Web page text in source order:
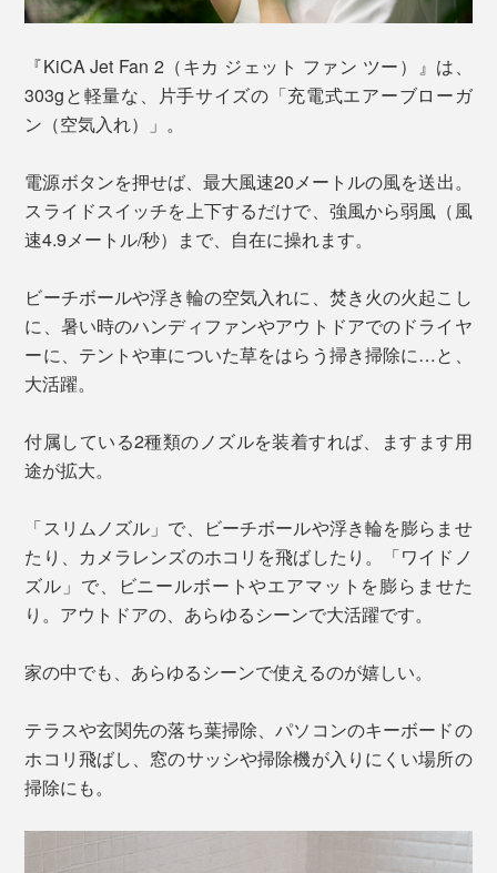
『KiCA Jet Fan 2（キカ ジェット ファン ツー）』は、
303gと軽量な、片手サイズの「充電式エアーブローガ
ン（空気入れ）」。
電源ボタンを押せば、最大風速20メートルの風を送出。
スライドスイッチを上下するだけで、強風から弱風（風
速4.9メートル/秒）まで、自在に操れます。
ビーチボールや浮き輪の空気入れに、焚き火の火起こし
に、暑い時のハンディファンやアウトドアでのドライヤ
ーに、テントや車についた草をはらう掃き掃除に…と、
大活躍。
付属している2種類のノズルを装着すれば、ますます用
途が拡大。
「スリムノズル」で、ビーチボールや浮き輪を膨らませ
たり、カメラレンズのホコリを飛ばしたり。「ワイドノ
ズル」で、ビニールボートやエアマットを膨らませた
り。アウトドアの、あらゆるシーンで大活躍です。
家の中でも、あらゆるシーンで使えるのが嬉しい。
テラスや玄関先の落ち葉掃除、パソコンのキーボードの
ホコリ飛ばし、窓のサッシや掃除機が入りにくい場所の
掃除にも。